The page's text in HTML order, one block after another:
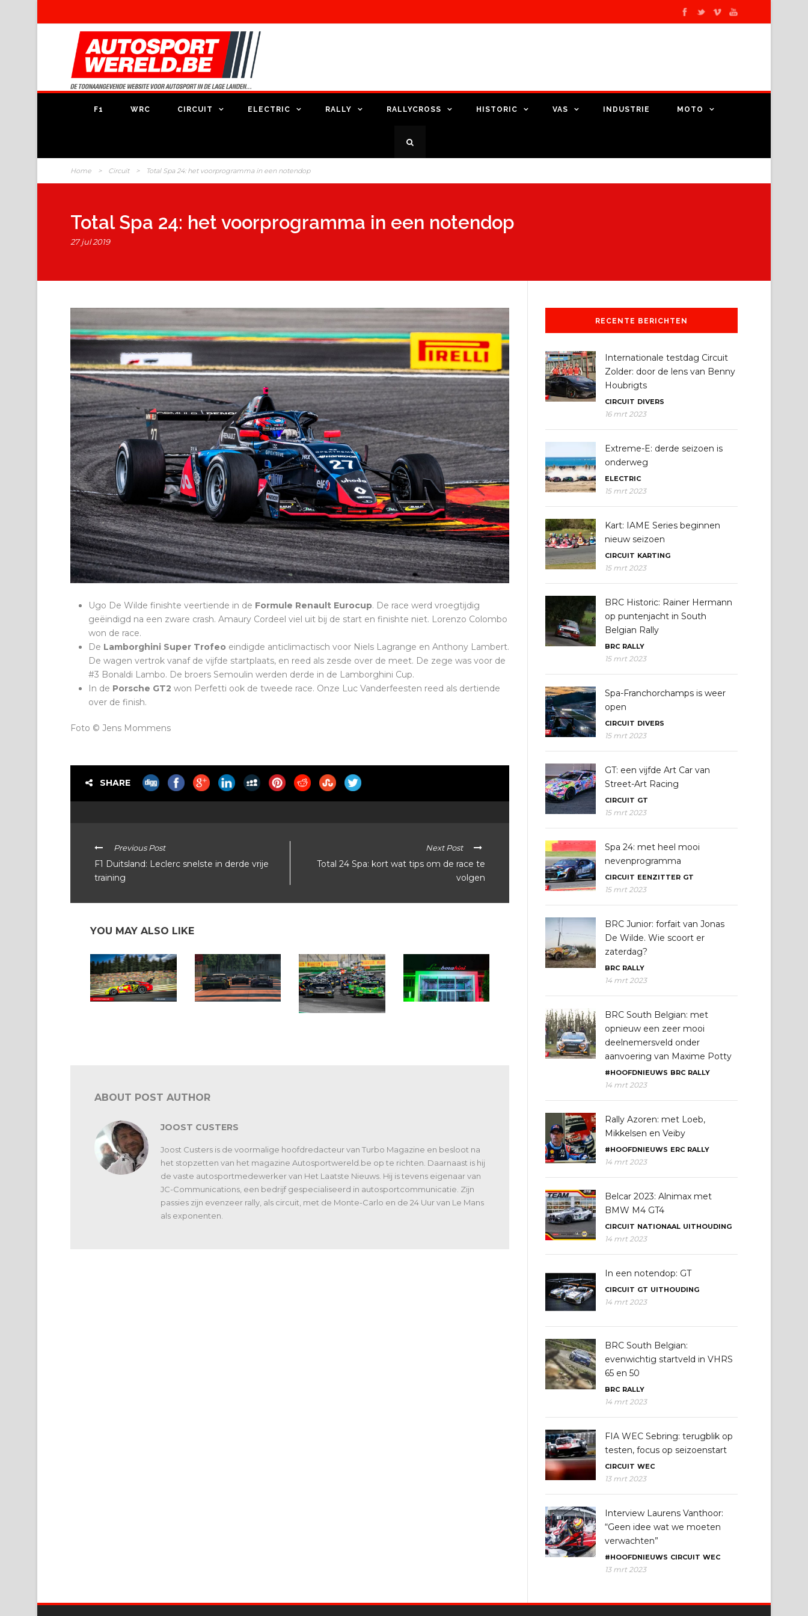
F1 WRC CIRCUIT ELECTRIC RALLY RALLYCROSS HISTORIC VAS INDUSTRIE MOTO
Home > Circuit > Total Spa 24: het voorprogramma in een notendop
Total Spa 24: het voorprogramma in een notendop
27 jul 2019
Ugo De Wilde finishte veertiende in de Formule Renault Eurocup. De race werd vroegtijdig
geëindigd na een zware crash. Amaury Cordeel viel uit bij de start en finishte niet. Lorenzo Colombo
won de race.
De Lamborghini Super Trofeo eindigde anticlimactisch voor Niels Lagrange en Anthony Lambert.
De wagen vertrok vanaf de vijfde startplaats, en reed als zesde over de meet. De zege was voor de
#3 Bonaldi Lambo. De broers Semoulin werden derde in de Lamborghini Cup.
In de Porsche GT2 won Perfetti ook de tweede race. Onze Luc Vanderfeesten reed als dertiende
over de finish.
Foto © Jens Mommens
SHARE
Previous Post
F1 Duitsland: Leclerc snelste in derde vrije
training
Next Post
Total 24 Spa: kort wat tips om de race te
volgen
YOU MAY ALSO LIKE
ABOUT POST AUTHOR
JOOST CUSTERS
Joost Custers is de voormalige hoofdredacteur van Turbo Magazine en besloot na
het stopzetten van het magazine Autosportwereld.be op te richten. Daarnaast is hij
de vaste autosportmedewerker van Het Laatste Nieuws. Hij is tevens eigenaar van
JC-Communications, een bedrijf gespecialiseerd in autosportcommunicatie. Zijn
passies zijn evenzeer rally, als circuit, met de Monte-Carlo en de 24 Uur van Le Mans
als exponenten.
RECENTE BERICHTEN
Internationale testdag Circuit
Zolder: door de lens van Benny
Houbrigts
CIRCUIT DIVERS
16 mrt 2023
Extreme-E: derde seizoen is
onderweg
ELECTRIC
15 mrt 2023
Kart: IAME Series beginnen
nieuw seizoen
CIRCUIT KARTING
15 mrt 2023
BRC Historic: Rainer Hermann
op puntenjacht in South
Belgian Rally
BRC RALLY
15 mrt 2023
Spa-Franchorchamps is weer
open
CIRCUIT DIVERS
15 mrt 2023
GT: een vijfde Art Car van
Street-Art Racing
CIRCUIT GT
15 mrt 2023
Spa 24: met heel mooi
nevenprogramma
CIRCUIT EENZITTER GT
15 mrt 2023
BRC Junior: forfait van Jonas
De Wilde. Wie scoort er
zaterdag?
BRC RALLY
14 mrt 2023
BRC South Belgian: met
opnieuw een zeer mooi
deelnemersveld onder
aanvoering van Maxime Potty
#HOOFDNIEUWS BRC RALLY
14 mrt 2023
Rally Azoren: met Loeb,
Mikkelsen en Veiby
#HOOFDNIEUWS ERC RALLY
14 mrt 2023
Belcar 2023: Alnimax met
BMW M4 GT4
CIRCUIT NATIONAAL UITHOUDING
14 mrt 2023
In een notendop: GT
CIRCUIT GT UITHOUDING
14 mrt 2023
BRC South Belgian:
evenwichtig startveld in VHRS
65 en 50
BRC RALLY
14 mrt 2023
FIA WEC Sebring: terugblik op
testen, focus op seizoenstart
CIRCUIT WEC
13 mrt 2023
Interview Laurens Vanthoor:
“Geen idee wat we moeten
verwachten”
#HOOFDNIEUWS CIRCUIT WEC
13 mrt 2023